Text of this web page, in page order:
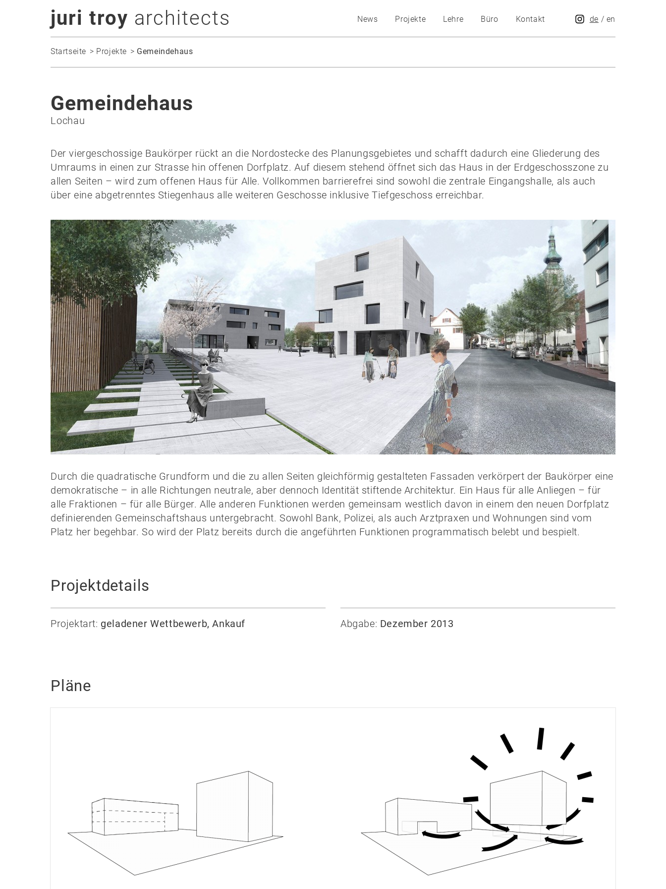
juri troy architects de / en
News Projekte Lehre Büro Kontakt
Startseite Projekte Gemeindehaus
Gemeindehaus
Lochau
Der viergeschossige Baukörper rückt an die Nordostecke des Planungsgebietes und schafft dadurch eine Gliederung des
Umraums in einen zur Strasse hin offenen Dorfplatz. Auf diesem stehend öffnet sich das Haus in der Erdgeschosszone zu
allen Seiten – wird zum offenen Haus für Alle. Vollkommen barrierefrei sind sowohl die zentrale Eingangshalle, als auch
über eine abgetrenntes Stiegenhaus alle weiteren Geschosse inklusive Tiefgeschoss erreichbar.
Durch die quadratische Grundform und die zu allen Seiten gleichförmig gestalteten Fassaden verkörpert der Baukörper eine
demokratische – in alle Richtungen neutrale, aber dennoch Identität stiftende Architektur. Ein Haus für alle Anliegen – für
alle Fraktionen – für alle Bürger. Alle anderen Funktionen werden gemeinsam westlich davon in einem den neuen Dorfplatz
definierenden Gemeinschaftshaus untergebracht. Sowohl Bank, Polizei, als auch Arztpraxen und Wohnungen sind vom
Platz her begehbar. So wird der Platz bereits durch die angeführten Funktionen programmatisch belebt und bespielt.
Projektdetails
Projektart: geladener Wettbewerb, Ankauf Abgabe: Dezember 2013
Pläne